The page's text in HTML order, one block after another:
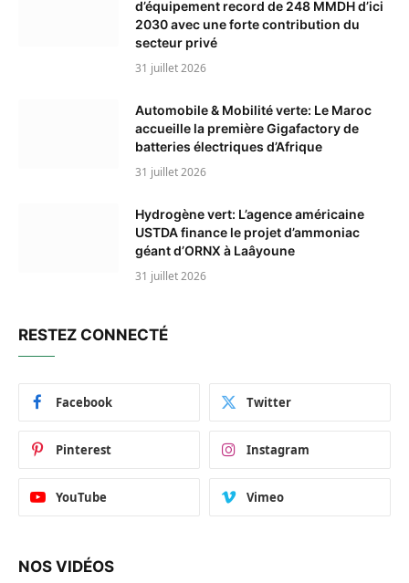
d’équipement record de 248 MMDH d’ici
2030 avec une forte contribution du
secteur privé
31 juillet 2026
Automobile & Mobilité verte: Le Maroc
accueille la première Gigafactory de
batteries électriques d’Afrique
31 juillet 2026
Hydrogène vert: L’agence américaine
USTDA finance le projet d’ammoniac
géant d’ORNX à Laâyoune
31 juillet 2026
RESTEZ CONNECTÉ
Facebook Twitter
Pinterest Instagram
YouTube Vimeo
NOS VIDÉOS